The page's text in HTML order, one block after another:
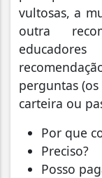
vultosas, a
outra
perguntas (os
carteira ou
Por que
Preciso?
Posso